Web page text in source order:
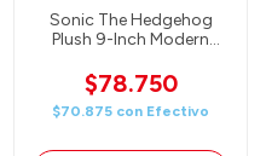
Sonic The Hedgehog
Plush 9-Inch Modern
(23cm) 30th Anniversary
$78.750
$70.875 con Efectivo